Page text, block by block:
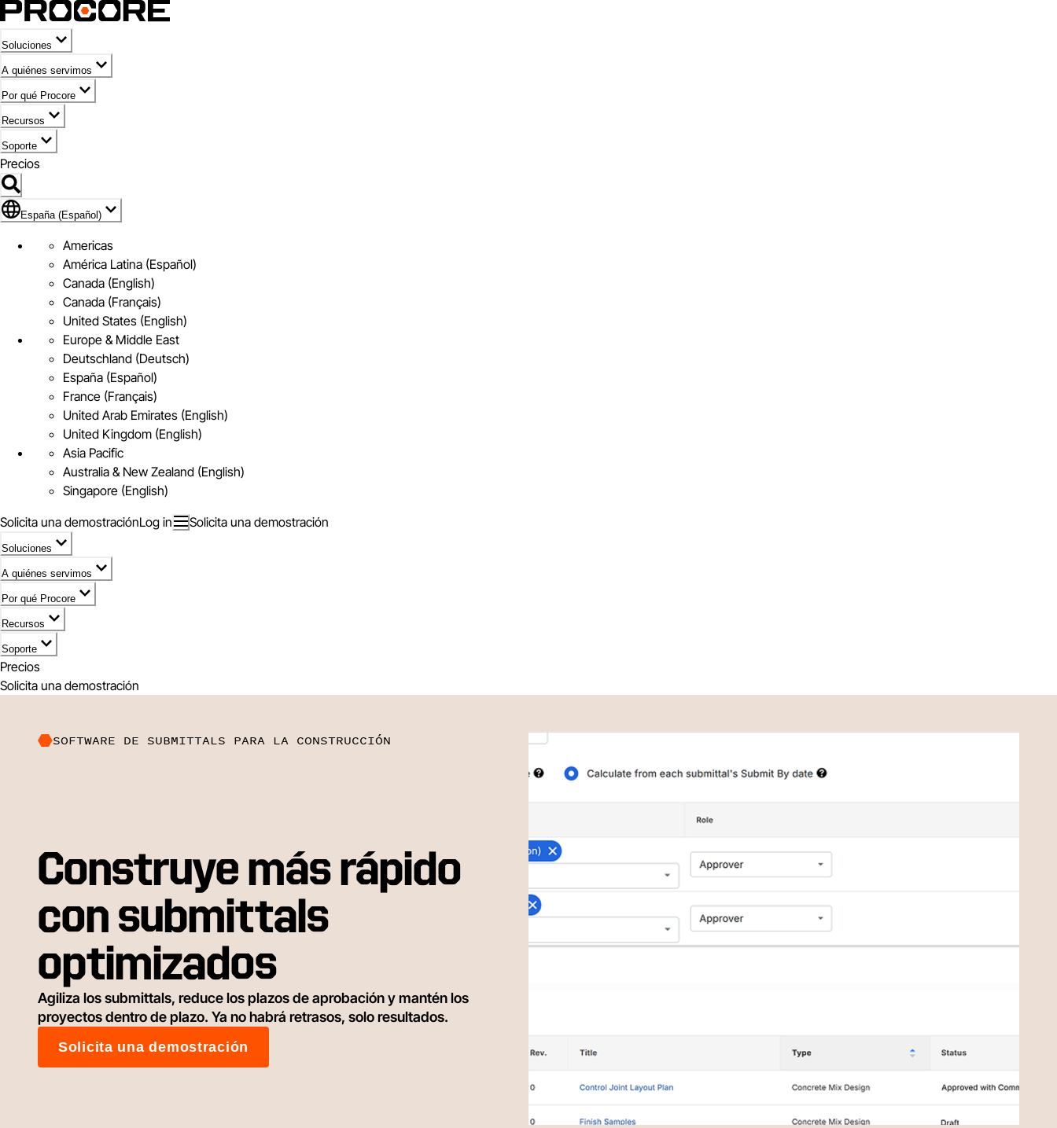
Soluciones
A quiénes servimos
Por qué Procore
Recursos
Soporte
Precios
Icono de marca de España (Español)
España (Español)
Americas
América Latina (Español)
Canada (English)
Canada (Français)
United States (English)
Europe & Middle East
Deutschland (Deutsch)
España (Español)
France (Français)
United Arab Emirates (English)
United Kingdom (English)
Asia Pacific
Australia & New Zealand (English)
Singapore (English)
Solicita una demostraciónLog in Solicita una demostración
Soluciones
A quiénes servimos
Por qué Procore
Recursos
Soporte
Precios
Solicita una demostración
SOFTWARE DE SUBMITTALS PARA LA CONSTRUCCIÓN
Construye más rápido
con submittals
optimizados
Agiliza los submittals, reduce los plazos de aprobación y mantén los
proyectos dentro de plazo. Ya no habrá retrasos, solo resultados.
Solicita una demostración